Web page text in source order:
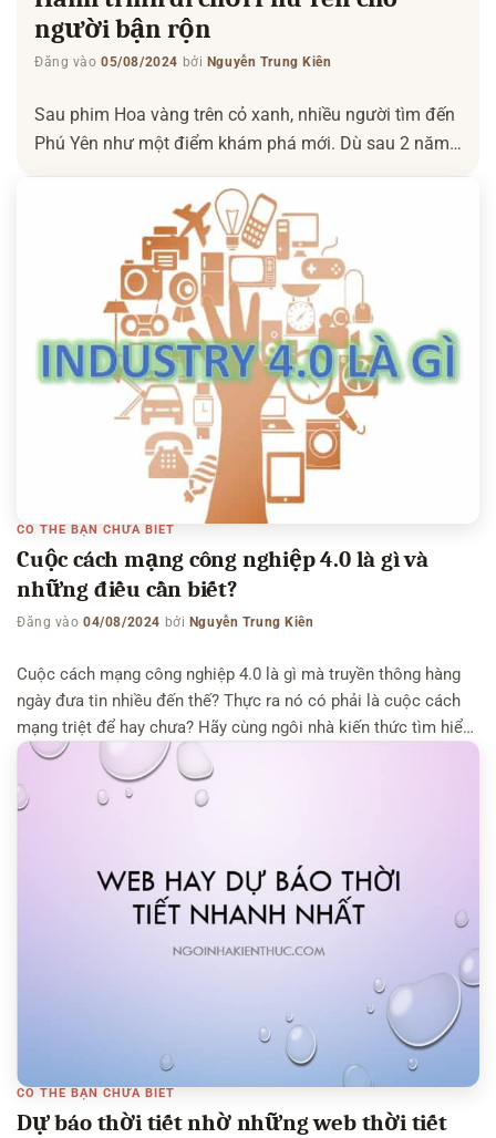
người bận rộn
Đăng vào05/08/2024 bởi Nguyễn Trung Kiên
Sau phim Hoa vàng trên cỏ xanh, nhiều người tìm đến
Phú Yên như một điểm khám phá mới. Dù sau 2 năm
không nên bỏ qua điểm đến này. Sau đây, Ngôi nhà
kiến thức sẽ giới thiệu cho bạn một hành trình có […]
CÓ THỂ BẠN CHƯA BIẾT
Cuộc cách mạng công nghiệp 4.0 là gì và
những điều cần biết?
Đăng vào04/08/2024 bởi Nguyễn Trung Kiên
Cuộc cách mạng công nghiệp 4.0 là gì mà truyền thông hàng
ngày đưa tin nhiều đến thế? Thực ra nó có phải là cuộc cách
mạng triệt để hay chưa? Hãy cùng ngôi nhà kiến thức tìm hiểu
về cách mạng 4.0 là gì, tại sao nó quan trọng đến thế! Có thể
bạn quan […]
CÓ THỂ BẠN CHƯA BIẾT
Dự báo thời tiết nhờ những web thời tiết